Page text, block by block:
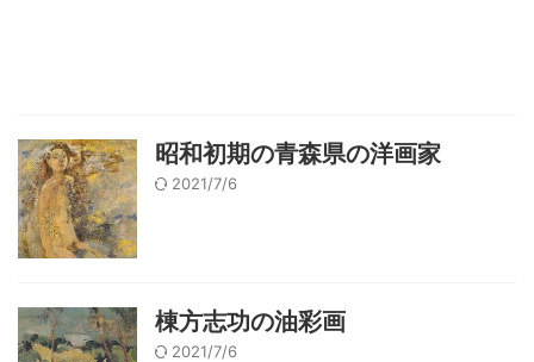
昭和初期の青森県の洋画家
2021/7/6
棟方志功の油彩画
2021/7/6